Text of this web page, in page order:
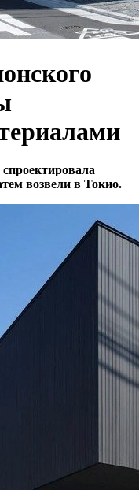
возвели в Токио.